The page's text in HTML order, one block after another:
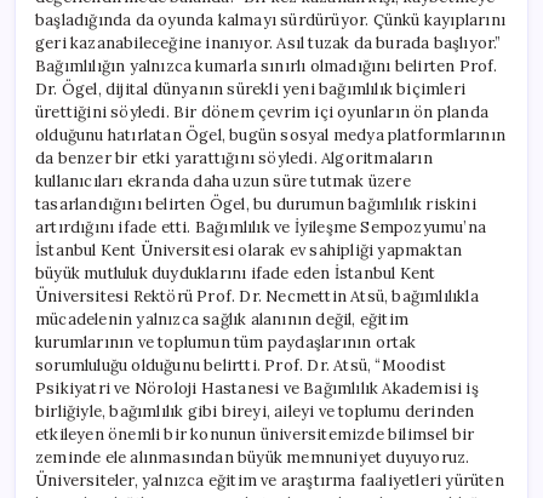
başladığında da oyunda kalmayı sürdürüyor. Çünkü kayıplarını
geri kazanabileceğine inanıyor. Asıl tuzak da burada başlıyor.”
Bağımlılığın yalnızca kumarla sınırlı olmadığını belirten Prof.
Dr. Ögel, dijital dünyanın sürekli yeni bağımlılık biçimleri
ürettiğini söyledi. Bir dönem çevrim içi oyunların ön planda
olduğunu hatırlatan Ögel, bugün sosyal medya platformlarının
da benzer bir etki yarattığını söyledi. Algoritmaların
kullanıcıları ekranda daha uzun süre tutmak üzere
tasarlandığını belirten Ögel, bu durumun bağımlılık riskini
artırdığını ifade etti. Bağımlılık ve İyileşme Sempozyumu’na
İstanbul Kent Üniversitesi olarak ev sahipliği yapmaktan
büyük mutluluk duyduklarını ifade eden İstanbul Kent
Üniversitesi Rektörü Prof. Dr. Necmettin Atsü, bağımlılıkla
mücadelenin yalnızca sağlık alanının değil, eğitim
kurumlarının ve toplumun tüm paydaşlarının ortak
sorumluluğu olduğunu belirtti. Prof. Dr. Atsü, “Moodist
Psikiyatri ve Nöroloji Hastanesi ve Bağımlılık Akademisi iş
birliğiyle, bağımlılık gibi bireyi, aileyi ve toplumu derinden
etkileyen önemli bir konunun üniversitemizde bilimsel bir
zeminde ele alınmasından büyük memnuniyet duyuyoruz.
Üniversiteler, yalnızca eğitim ve araştırma faaliyetleri yürüten